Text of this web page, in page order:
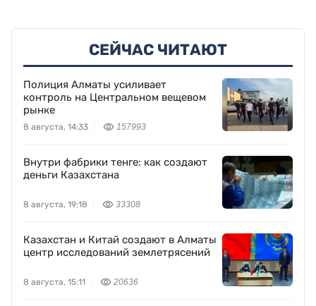
СЕЙЧАС ЧИТАЮТ
Полиция Алматы усиливает
контроль на Центральном вещевом
рынке
8 августа, 14:33 157993
Внутри фабрики тенге: как создают
деньги Казахстана
8 августа, 19:18 33308
Казахстан и Китай создают в Алматы
центр исследований землетрясений
8 августа, 15:11 20636